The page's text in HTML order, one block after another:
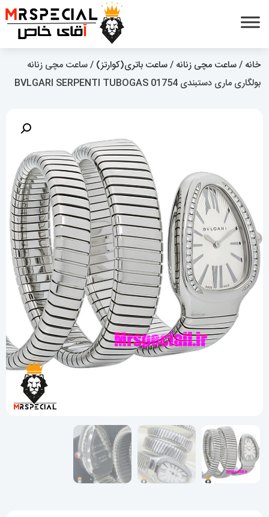
خانه /ساعت مچی زنانه /ساعت باتری(کوارتز) / ساعت مچی زنانه
بولگاری ماری دستبندی BVLGARI SERPENTI TUBOGAS 01754